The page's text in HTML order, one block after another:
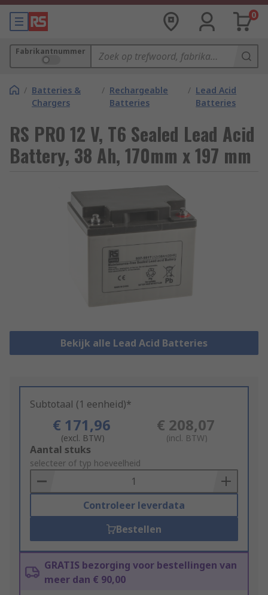
0
Fabrikantnummer
/ Batteries &
Chargers
/ Rechargeable
Batteries
/ Lead Acid
Batteries
RS PRO 12 V, T6 Sealed Lead Acid
Battery, 38 Ah, 170mm x 197 mm
Bekijk alle Lead Acid Batteries
Subtotaal (1 eenheid)*
€ 171,96
(excl. BTW)
€ 208,07
(incl. BTW)
Add
to
Basket
Aantal stuks
selecteer of typ hoeveelheid
Controleer leverdata
Bestellen
GRATIS bezorging voor bestellingen van
meer dan € 90,00